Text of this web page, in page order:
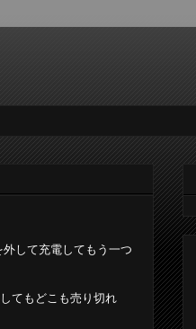
して充電してもう一つ
てもどこも売り切れ